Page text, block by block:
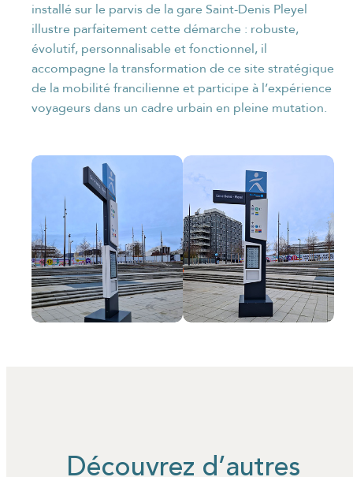
installé sur le parvis de la gare Saint-Denis Pleyel
illustre parfaitement cette démarche : robuste,
évolutif, personnalisable et fonctionnel, il
accompagne la transformation de ce site stratégique
de la mobilité francilienne et participe à l’expérience
voyageurs dans un cadre urbain en pleine mutation.
Découvrez d’autres